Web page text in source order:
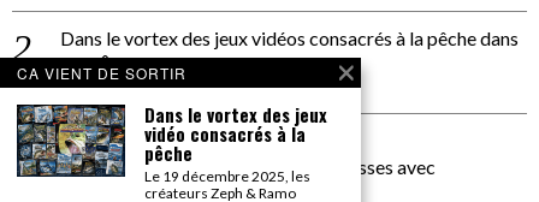
Dans le vortex des jeux vidéos consacrés à la pêchedans
PACÔME THIELLEMENT
La séance d’Hip Gnose
La Patrie
dans
On a parlé Dolce Vita et lutte des classes avec
Bernardino Femminielli
CA VIENT DE SORTIR
Dans le vortex des jeux
vidéo consacrés à la
pêche
Le 19 décembre 2025, les
créateurs Zeph & Ramo